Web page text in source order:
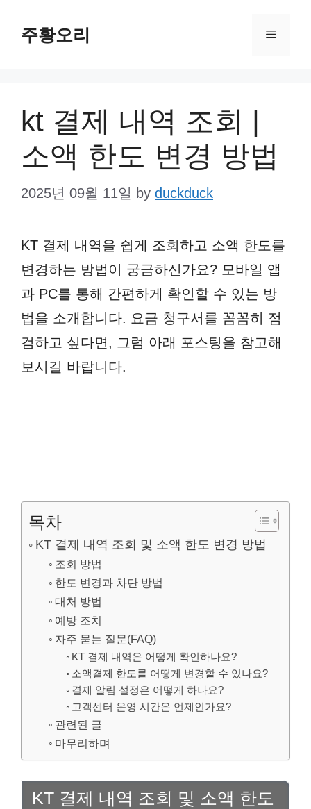
주황오리 Menu
kt 결제 내역 조회 |
소액 한도 변경 방법
2025년 09월 11일 by duckduck
KT 결제 내역을 쉽게 조회하고 소액 한도를
변경하는 방법이 궁금하신가요? 모바일 앱
과 PC를 통해 간편하게 확인할 수 있는 방
법을 소개합니다. 요금 청구서를 꼼꼼히 점
검하고 싶다면, 그럼 아래 포스팅을 참고해
보시길 바랍니다.
목차
KT 결제 내역 조회 및 소액 한도 변경 방법
조회 방법
한도 변경과 차단 방법
대처 방법
예방 조치
자주 묻는 질문(FAQ)
KT 결제 내역은 어떻게 확인하나요?
소액결제 한도를 어떻게 변경할 수 있나요?
결제 알림 설정은 어떻게 하나요?
고객센터 운영 시간은 언제인가요?
관련된 글
마무리하며
KT 결제 내역 조회 및 소액 한도